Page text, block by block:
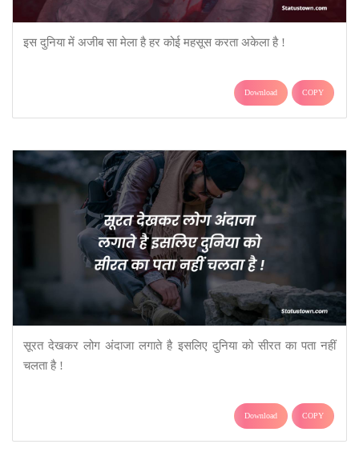
इस दुनिया में अजीब सा मेला है हर कोई महसूस करता अकेला है !
Download COPY
सूरत देखकर लोग अंदाजा लगाते है इसलिए दुनिया को सीरत का पता नहीं
चलता है !
Download COPY